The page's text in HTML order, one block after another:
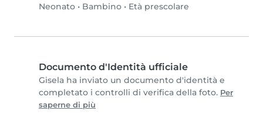
Neonato • Bambino • Età prescolare
Documento d'Identità ufficiale
Gisela ha inviato un documento d'identità e
completato i controlli di verifica della foto. Per
saperne di più